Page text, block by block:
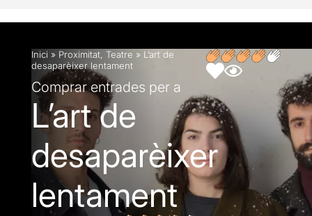
Inici » Proximitat, Teatre » L’art de
desaparèixer lentament
Comprar entrades per a
L’art de
desaparèixer
lentament